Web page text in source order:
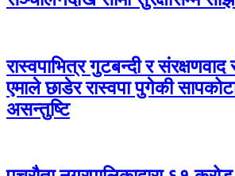
रास्वपाभित्र गुटबन्दी र
एमाले छाडेर रास्वपा पुगेकी
असन्तुष्टि